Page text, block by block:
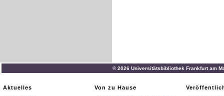
© 2026 Universitätsbibliothek Frankfurt am
Aktuelles
Von zu Hause